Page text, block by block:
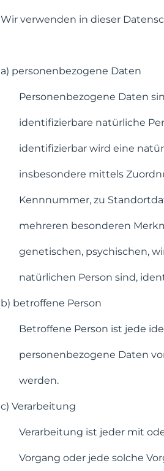
Wir verwenden in dieser
a) personenbezogene Daten
Personenbezogene Daten
identifizierbare natürliche
identifizierbar wird eine
insbesondere mittels
Kennnummer, zu
mehreren besonderen
genetischen, psychischen,
natürlichen Person sind,
b) betroffene Person
Betroffene Person ist jede
personenbezogene Daten
werden.
c) Verarbeitung
Verarbeitung ist jeder mit
Vorgang oder jede solche